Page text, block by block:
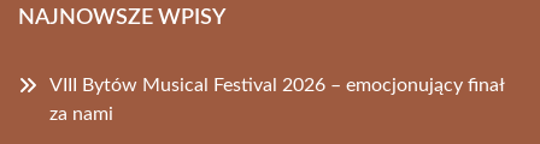
NAJNOWSZE WPISY
VIII Bytów Musical Festival 2026 – emocjonujący finał
za nami